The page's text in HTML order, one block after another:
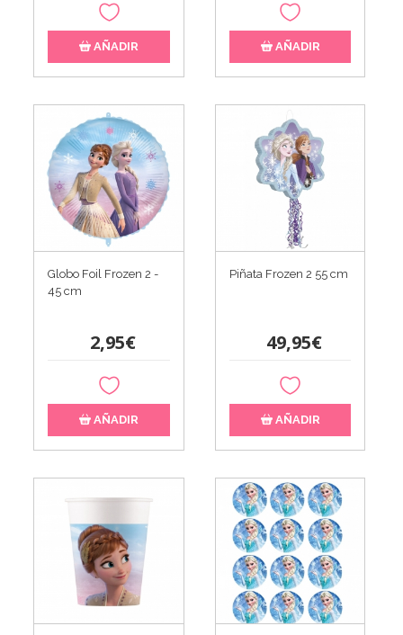
AÑADIR AÑADIR
Globo Foil Frozen 2 -
45 cm
2,95€
AÑADIR
Piñata Frozen 2 55 cm
49,95€
AÑADIR